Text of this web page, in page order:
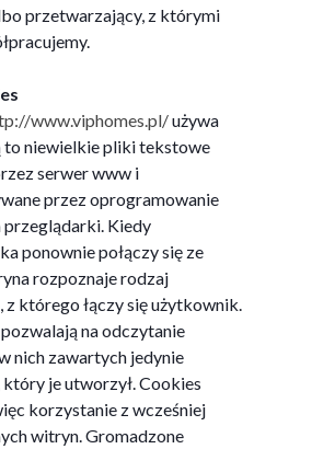
przetwarzający, z którymi
www.viphomes.pl/używa
to niewielkie pliki tekstowe
serwer www i
przez oprogramowanie
Kiedy
ponownie połączy się ze
rozpoznaje rodzaj
z którego łączy się użytkownik.
na odczytanie
nich zawartych jedynie
je utworzył. Cookies
korzystanie z wcześniej
witryn. Gromadzone